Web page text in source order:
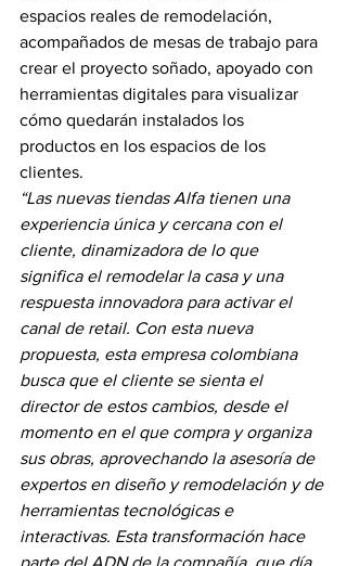
espacios reales de remodelación,
acompañados de mesas de trabajo para
crear el proyecto soñado, apoyado con
herramientas digitales para visualizar
cómo quedarán instalados los
productos en los espacios de los
clientes.
“Las nuevas tiendas Alfa tienen una
experiencia única y cercana con el
cliente, dinamizadora de lo que
significa el remodelar la casa y una
respuesta innovadora para activar el
canal de retail. Con esta nueva
propuesta, esta empresa colombiana
busca que el cliente se sienta el
director de estos cambios, desde el
momento en el que compra y organiza
sus obras, aprovechando la asesoría de
expertos en diseño y remodelación y de
herramientas tecnológicas e
interactivas. Esta transformación hace
parte del ADN de la compañía, que día